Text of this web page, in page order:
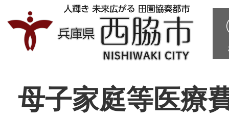
母子家庭等医療